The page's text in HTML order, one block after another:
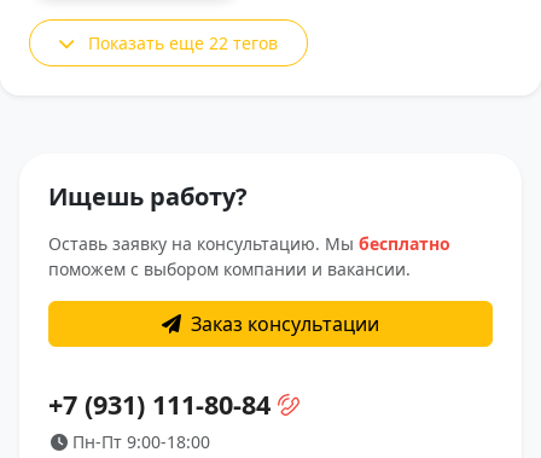
Показать еще 22 тегов
Ищешь работу?
Оставь заявку на консультацию. Мы бесплатно
поможем с выбором компании и вакансии.
Заказ консультации
+7 (931) 111-80-84
Пн-Пт 9:00-18:00